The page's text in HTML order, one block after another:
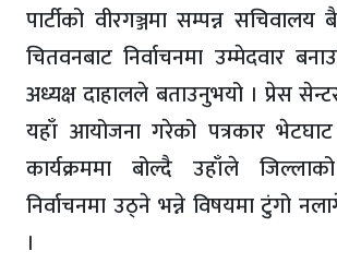
पार्टीको वीरगञ्जमा सम्पन्न
चितवनबाट निर्वाचनमा उम्मेदवार
अध्यक्ष दाहालले बताउनुभयो । प्रेस
यहाँ आयोजना गरेको पत्रकार भेटघाट
कार्यक्रममा बोल्दै उहाँले
निर्वाचनमा उठ्ने भन्ने विषयमा टुंगो
।